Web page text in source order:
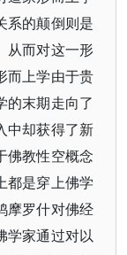
系的颠倒则是
从而对这一形
而上学由于贵
的末期走向了
中却获得了新
佛教性空概念
都是穿上佛学
摩罗什对佛经
学家通过对以